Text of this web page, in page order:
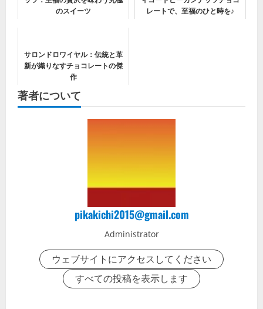
のスイーツ
レートで、至福のひと時を♪
サロンドロワイヤル：伝統と革
新が織りなすチョコレートの傑
作
著者について
pikakichi2015@gmail.com
Administrator
ウェブサイトにアクセスしてください
すべての投稿を表示します